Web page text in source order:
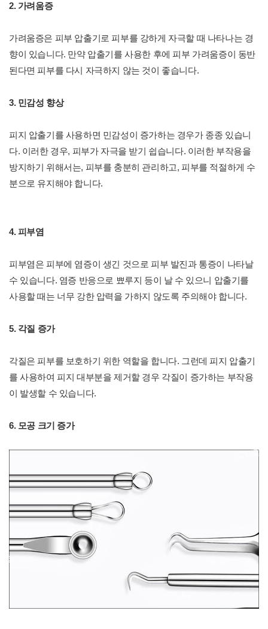
2. 가려움증
가려움증은 피부 압출기로 피부를 강하게 자극할 때 나타나는 경
향이 있습니다. 만약 압출기를 사용한 후에 피부 가려움증이 동반
된다면 피부를 다시 자극하지 않는 것이 좋습니다.
3. 민감성 향상
피지 압출기를 사용하면 민감성이 증가하는 경우가 종종 있습니
다. 이러한 경우, 피부가 자극을 받기 쉽습니다. 이러한 부작용을
방지하기 위해서는, 피부를 충분히 관리하고, 피부를 적절하게 수
분으로 유지해야 합니다.
4. 피부염
피부염은 피부에 염증이 생긴 것으로 피부 발진과 통증이 나타날
수 있습니다. 염증 반응으로 뾰루지 등이 날 수 있으니 압출기를
사용할 때는 너무 강한 압력을 가하지 않도록 주의해야 합니다.
5. 각질 증가
각질은 피부를 보호하기 위한 역할을 합니다. 그런데 피지 압출기
를 사용하여 피지 대부분을 제거할 경우 각질이 증가하는 부작용
이 발생할 수 있습니다.
6. 모공 크기 증가